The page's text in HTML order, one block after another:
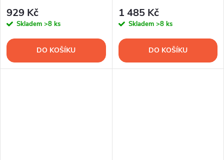
929 Kč
Skladem >8 ks
DO KOŠÍKU
1 485 Kč
Skladem >8 ks
DO KOŠÍKU